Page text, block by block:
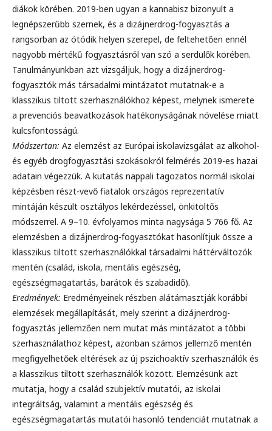
diákok körében. 2019-ben ugyan a kannabisz bizonyult a
legnépszerűbb szernek, és a dizájnerdrog-fogyasztás a
rangsorban az ötödik helyen szerepel, de feltehetően ennél
nagyobb mértékű fogyasztásról van szó a serdülők körében.
Tanulmányunkban azt vizsgáljuk, hogy a dizájnerdrog-
fogyasztók más társadalmi mintázatot mutatnak-e a
klasszikus tiltott szerhasználókhoz képest, melynek ismerete
a prevenciós beavatkozások hatékonyságának növelése miatt
kulcsfontosságú.
Módszertan: Az elemzést az Európai iskolavizsgálat az alkohol-
és egyéb drogfogyasztási szokásokról felmérés 2019-es hazai
adatain végezzük. A kutatás nappali tagozatos normál iskolai
képzésben részt-vevő fiatalok országos reprezentatív
mintáján készült osztályos lekérdezéssel, önkitöltős
módszerrel. A 9–10. évfolyamos minta nagysága 5 766 fő. Az
elemzésben a dizájnerdrog-fogyasztókat hasonlítjuk össze a
klasszikus tiltott szerhasználókkal társadalmi háttérváltozók
mentén (család, iskola, mentális egészség,
egészségmagatartás, barátok és szabadidő).
Eredmények: Eredményeinek részben alátámasztják korábbi
elemzések megállapítását, mely szerint a dizájnerdrog-
fogyasztás jellemzően nem mutat más mintázatot a többi
szerhasználathoz képest, azonban számos jellemző mentén
megfigyelhetőek eltérések az új pszichoaktív szerhasználók és
a klasszikus tiltott szerhasználók között. Elemzésünk azt
mutatja, hogy a család szubjektív mutatói, az iskolai
integráltság, valamint a mentális egészség és
egészségmagatartás mutatói hasonló tendenciát mutatnak a